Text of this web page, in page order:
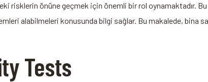
risklerin önüne geçmek için ⁣önemli bir rol oynamaktadır.
alabilmeleri konusunda bilgi sağlar. ⁣Bu ​makalede, bina
Tests